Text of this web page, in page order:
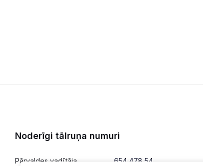
Noderīgi tālruņa numuri
Pārvaldes vadītāja 654 478 54